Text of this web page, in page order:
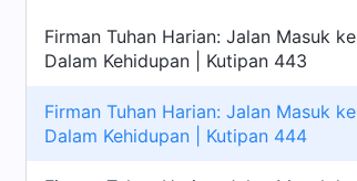
Firman Tuhan Harian: Jalan Masuk ke
Dalam Kehidupan | Kutipan 443
Firman Tuhan Harian: Jalan Masuk ke
Dalam Kehidupan | Kutipan 444